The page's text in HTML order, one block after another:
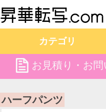
カテゴリ
file お見積り・お
昇華転写.com TOP 商品一覧
ハーフパンツ